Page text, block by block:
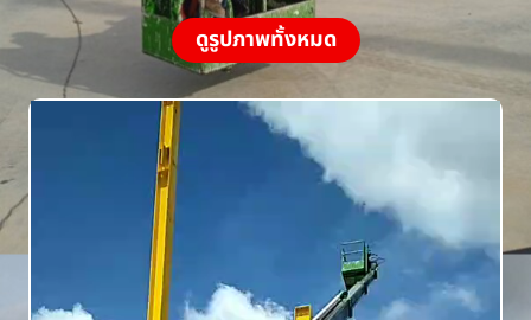
ดูรูปภาพทั้งหมด